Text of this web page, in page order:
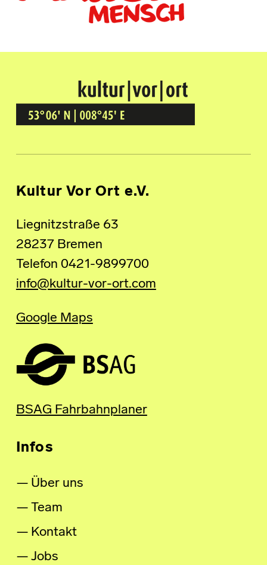
Kultur Vor Ort
BREMEN GRÖPELINGEN
Kultur Vor Ort e.V.
Liegnitzstraße 63
28237 Bremen
Telefon 0421-9899700
info@kultur-vor-ort.com
Google Maps
BSAG Fahrbahnplaner
Infos
Über uns
Team
Kontakt
Jobs